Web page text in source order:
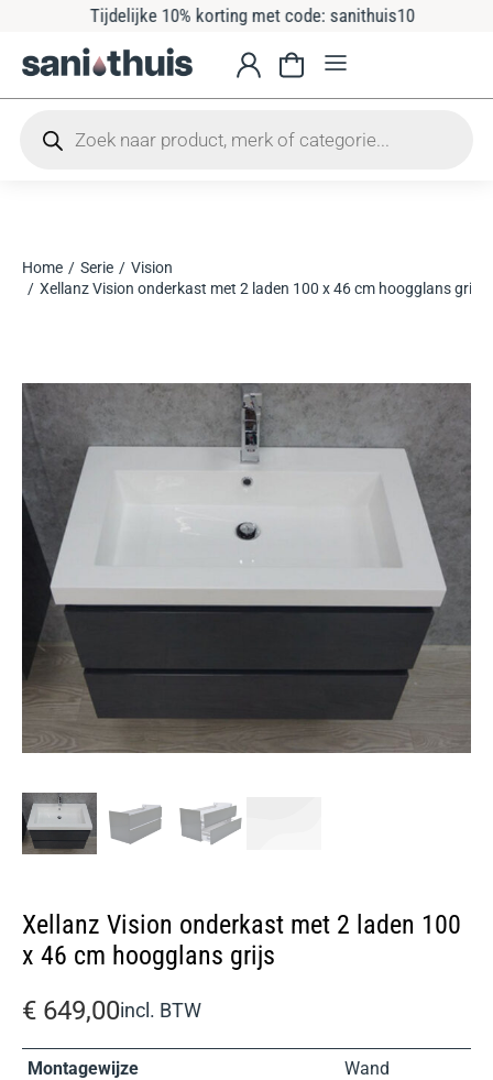
Tijdelijke 10% korting met code: sanithuis10
Je bent hier:
Home Serie
Vision
Xellanz Vision onderkast met 2 laden 100 x 46 cm hoogglans grijs
Xellanz Vision onderkast met 2 laden 100
x 46 cm hoogglans grijs
€ 649,00incl. BTW
Montagewijze
Wand